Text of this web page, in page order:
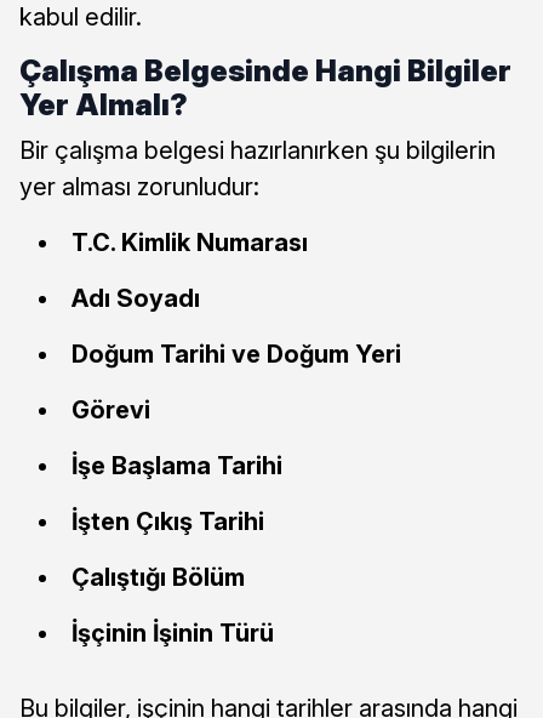
kabul edilir.
Çalışma Belgesinde Hangi Bilgiler
Yer Almalı?
Bir çalışma belgesi hazırlanırken şu bilgilerin
yer alması zorunludur:
T.C. Kimlik Numarası
Adı Soyadı
Doğum Tarihi ve Doğum Yeri
Görevi
İşe Başlama Tarihi
İşten Çıkış Tarihi
Çalıştığı Bölüm
İşçinin İşinin Türü
Bu bilgiler, işçinin hangi tarihler arasında hangi